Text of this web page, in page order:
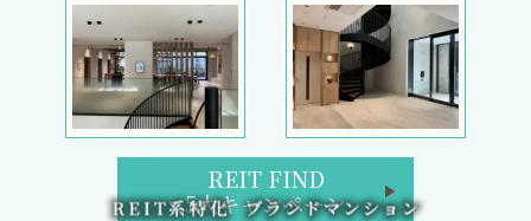
REIT FIND
5大キャンペーン